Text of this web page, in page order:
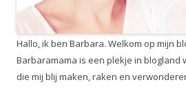
Hallo, ik ben Barbara. Welkom op mijn
Barbaramama is een plekje in blogland
die mij blij maken, raken en